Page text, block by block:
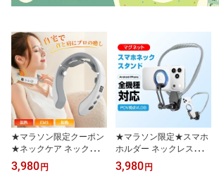
★マラソン限定クーポン
★ネックケア ネックマッ
サージ器 ネックマッサー
ジャー 首 リラクゼーシ
3,980 円
★マラソン限定★スマホ
ホルダー ネックレスマウ
ント 磁気マグネット 首
掛けスマホホルダー スマ
3,980 円